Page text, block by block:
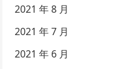
2021 年 8 月
2021 年 7 月
2021 年 6 月